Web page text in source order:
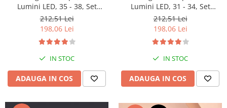
Lumini LED, 35 - 38, Set
Protectie - ROZ
212,51 Lei
198,06 Lei
IN STOC
ADAUGA IN COS
Lumini LED, 31 - 34, Set
Protectie - ROZ
212,51 Lei
198,06 Lei
IN STOC
ADAUGA IN COS